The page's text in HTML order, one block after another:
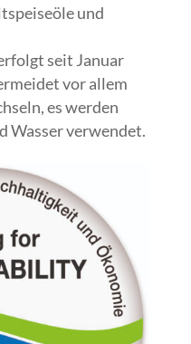
und
seit Januar
vor allem
es werden
Wasser verwendet.